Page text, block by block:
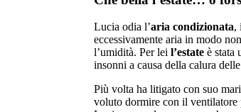
Lucia odia l’aria condizionata,
eccessivamente aria in modo
l’umidità. Per lei l’estate è stata
insonni a causa della calura
Più volta ha litigato con suo
voluto dormire con il ventilatore